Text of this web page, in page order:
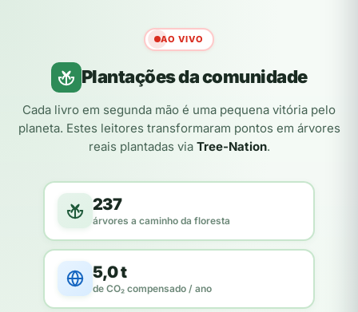
AO VIVO
Plantações da comunidade
Cada livro em segunda mão é uma pequena vitória pelo
planeta. Estes leitores transformaram pontos em árvores
reais plantadas via Tree-Nation.
237
árvores a caminho da floresta
5,0 t
de CO₂ compensado / ano